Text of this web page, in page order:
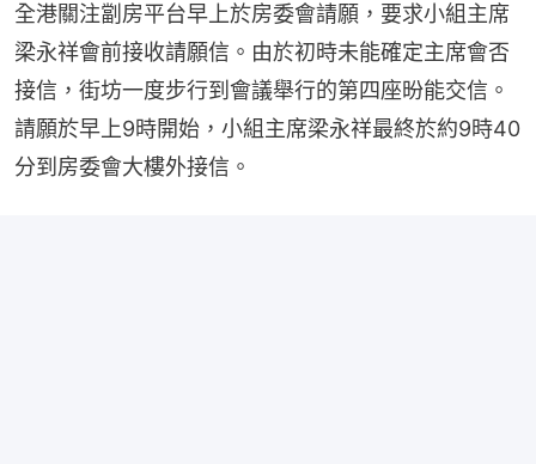
全港關注劏房平台早上於房委會請願，要求小組主席
梁永祥會前接收請願信。由於初時未能確定主席會否
接信，街坊一度步行到會議舉行的第四座昐能交信。
請願於早上9時開始，小組主席梁永祥最終於約9時40
分到房委會大樓外接信。